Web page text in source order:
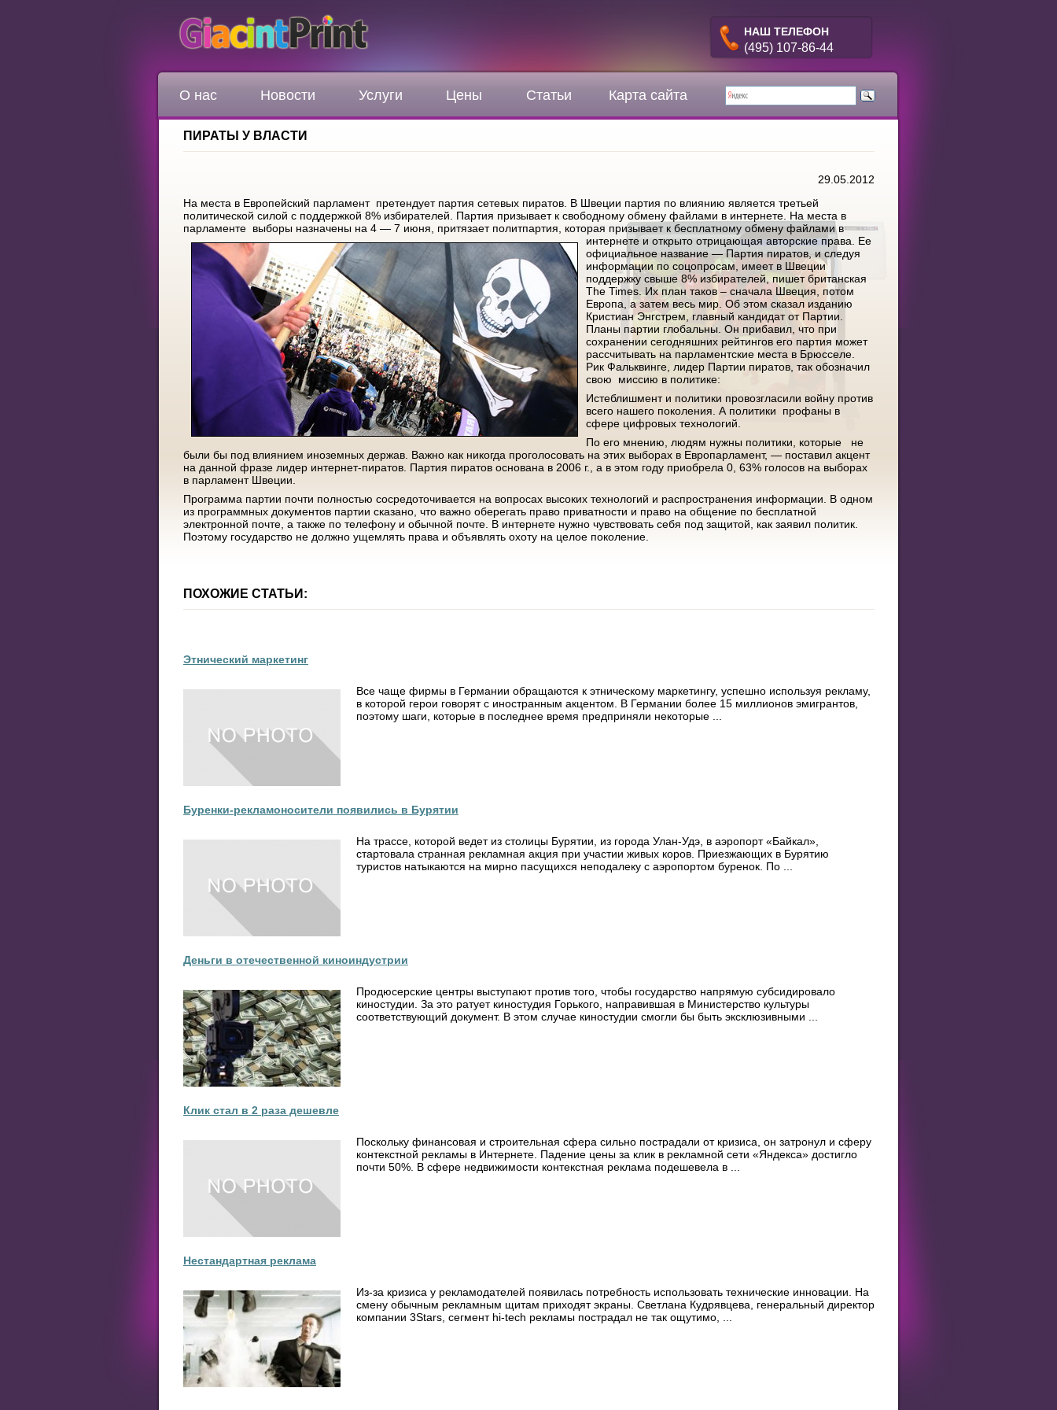
НАШ ТЕЛЕФОН
(495) 107-86-44
О нас Новости Услуги Цены Статьи Карта сайта
ПИРАТЫ У ВЛАСТИ
29.05.2012
На места в Европейский парламент претендует партия сетевых пиратов. В Швеции партия по влиянию является третьей
политической силой с поддержкой 8% избирателей. Партия призывает к свободному обмену файлами в интернете. На места в
парламенте выборы назначены на 4 — 7 июня, притязает политпартия, которая призывает к бесплатному обмену файлами в
интернете и открыто отрицающая авторские права. Ее
официальное название — Партия пиратов, и следуя
информации по соцопросам, имеет в Швеции
поддержку свыше 8% избирателей, пишет британская
The Times. Их план таков – сначала Швеция, потом
Европа, а затем весь мир. Об этом сказал изданию
Кристиан Энгстрем, главный кандидат от Партии.
Планы партии глобальны. Он прибавил, что при
сохранении сегодняшних рейтингов его партия может
рассчитывать на парламентские места в Брюсселе.
Рик Фальквинге, лидер Партии пиратов, так обозначил
свою миссию в политике:
Истеблишмент и политики провозгласили войну против
всего нашего поколения. А политики профаны в
сфере цифровых технологий.
По его мнению, людям нужны политики, которые не
были бы под влиянием иноземных держав. Важно как никогда проголосовать на этих выборах в Европарламент, — поставил акцент
на данной фразе лидер интернет-пиратов. Партия пиратов основана в 2006 г., а в этом году приобрела 0, 63% голосов на выборах
в парламент Швеции.
Программа партии почти полностью сосредоточивается на вопросах высоких технологий и распространения информации. В одном
из программных документов партии сказано, что важно оберегать право приватности и право на общение по бесплатной
электронной почте, а также по телефону и обычной почте. В интернете нужно чувствовать себя под защитой, как заявил политик.
Поэтому государство не должно ущемлять права и объявлять охоту на целое поколение.
ПОХОЖИЕ СТАТЬИ:
Этнический маркетинг
Все чаще фирмы в Германии обращаются к этническому маркетингу, успешно используя рекламу,
в которой герои говорят с иностранным акцентом. В Германии более 15 миллионов эмигрантов,
поэтому шаги, которые в последнее время предприняли некоторые ...
Буренки-рекламоносители появились в Бурятии
На трассе, которой ведет из столицы Бурятии, из города Улан-Удэ, в аэропорт «Байкал»,
стартовала странная рекламная акция при участии живых коров. Приезжающих в Бурятию
туристов натыкаются на мирно пасущихся неподалеку с аэропортом буренок. По ...
Деньги в отечественной киноиндустрии
Продюсерские центры выступают против того, чтобы государство напрямую субсидировало
киностудии. За это ратует киностудия Горького, направившая в Министерство культуры
соответствующий документ. В этом случае киностудии смогли бы быть эксклюзивными ...
Клик стал в 2 раза дешевле
Поскольку финансовая и строительная сфера сильно пострадали от кризиса, он затронул и сферу
контекстной рекламы в Интернете. Падение цены за клик в рекламной сети «Яндекса» достигло
почти 50%. В сфере недвижимости контекстная реклама подешевела в ...
Нестандартная реклама
Из-за кризиса у рекламодателей появилась потребность использовать технические инновации. На
смену обычным рекламным щитам приходят экраны. Светлана Кудрявцева, генеральный директор
компании 3Stars, сегмент hi-tech рекламы пострадал не так ощутимо, ...